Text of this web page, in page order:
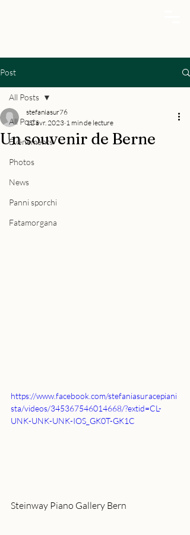
Post
All Posts
Événements
Photos
News
Panni sporchi
Fatamorgana
All Posts
Un souvenir de Berne
stefaniasur76
12 avr. 2023 1 min de lecture
https://www.facebook.com/stefaniasuracepiani
sta/videos/345367546014668/?extid=CL-
UNK-UNK-UNK-IOS_GK0T-GK1C
Steinway Piano Gallery Bern